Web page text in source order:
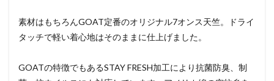
素材はもちろんGOAT定番のオリジナル7オンス天竺。ドライ
タッチで軽い着心地はそのままに仕上げました。
GOATの特徴でもあるSTAY FRESH加工により抗菌防臭、制